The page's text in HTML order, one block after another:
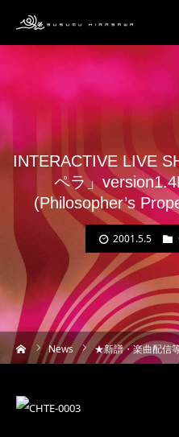
INTERACTIVE LIVE
ペラ」
(Philosopher’s
2001.5.5
ム News ★新譜・楽曲配信